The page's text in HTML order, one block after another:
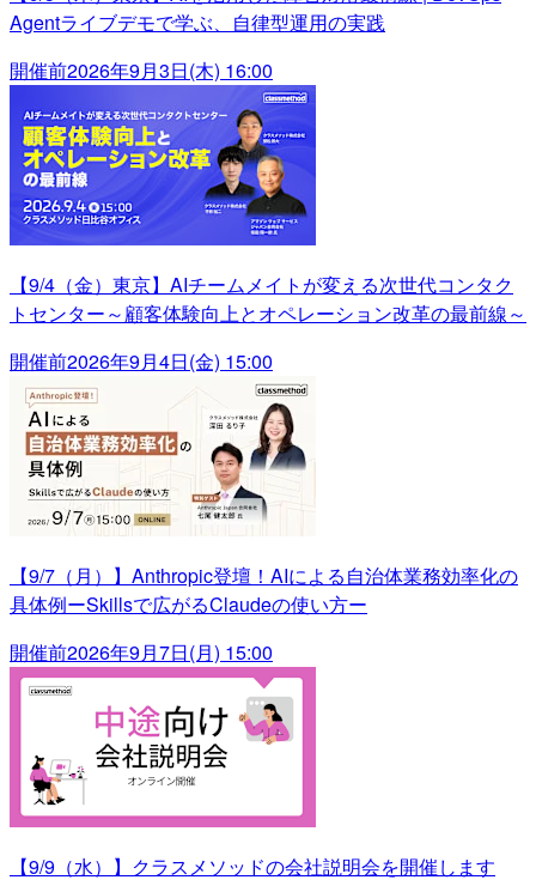
Agentライブデモで学ぶ、自律型運用の実践
開催前2026年9月3日(木) 16:00
【9/4（金）東京】AIチームメイトが変える次世代コンタク
トセンター～顧客体験向上とオペレーション改革の最前線～
開催前2026年9月4日(金) 15:00
【9/7（月）】Anthropic登壇！AIによる自治体業務効率化の
具体例ーSkillsで広がるClaudeの使い方ー
開催前2026年9月7日(月) 15:00
【9/9（水）】クラスメソッドの会社説明会を開催します